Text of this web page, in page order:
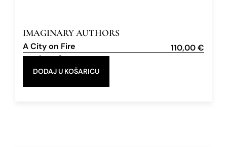
IMAGINARY AUTHORS
A City on Fire 110,00€
Eau de Parfum
DODAJ U KOŠARICU